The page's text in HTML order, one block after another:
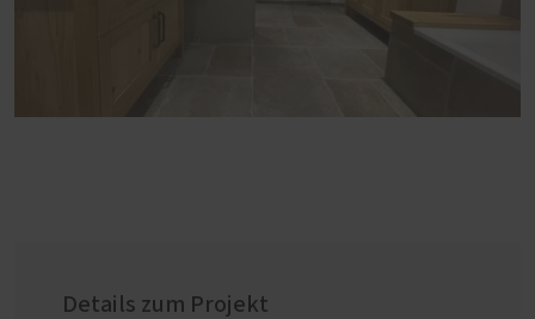
Details zum Projekt